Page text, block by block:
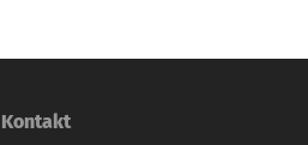
Kontakt